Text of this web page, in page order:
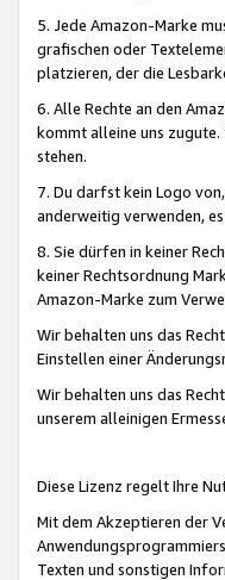
5. Jede Amazon-Marke
grafischen oder
platzieren, der die
6. Alle Rechte an den
kommt alleine uns zugute.
stehen.
7. Du darfst kein Logo
anderweitig verwenden,
8. Sie dürfen in keiner
keiner Rechtsordnung
Amazon-Marke zum
Wir behalten uns das
Einstellen einer
Wir behalten uns das
unserem alleinigen
Diese Lizenz regelt Ihre
Mit dem Akzeptieren der
Texten und sonstigen